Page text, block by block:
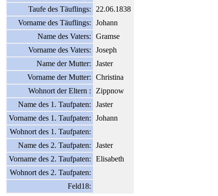
Taufe des Täuflings:
22.06.1838
Vorname des Täuflings:
Johann
Name des Vaters:
Gramse
Vorname des Vaters:
Joseph
Name der Mutter:
Jaster
Vorname der Mutter:
Christina
Wohnort der Eltern :
Zippnow
Name des 1. Taufpaten:
Jaster
Vorname des 1. Taufpaten:
Johann
Wohnort des 1. Taufpaten:
Name des 2. Taufpaten:
Jaster
Vorname des 2. Taufpaten:
Elisabeth
Wohnort des 2. Taufpaten:
Feld18: